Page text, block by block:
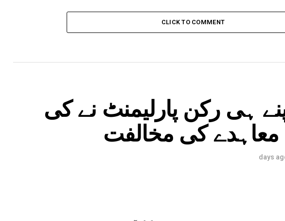
CLICK TO COMMENT
ہی رکن پارلیمنٹ نے کی
معاہدے کی مخالفت